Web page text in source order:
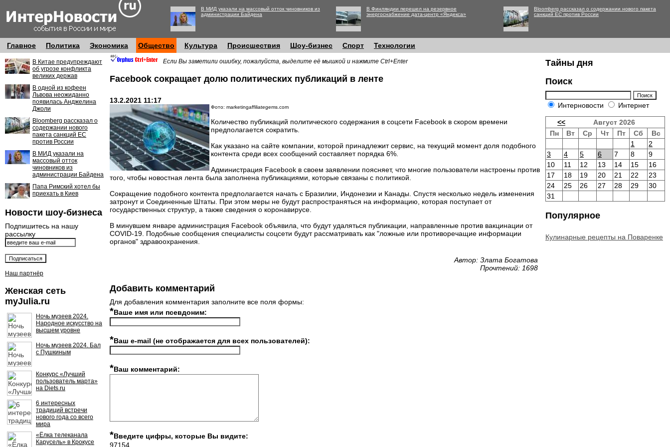
В МИД указали на массовый отток чиновников из
администрации Байдена
В Финляндии перешел на резервное
энергоснабжение дата-центр «Яндекса»
Bloomberg рассказал о содержании нового пакета
санкций ЕС против России
Главное Политика Экономика Общество Культура Происшествия Шоу-бизнес Спорт Технологии
В Китае предупреждают
об угрозе конфликта
великих держав
В одной из кофеен
Львова неожиданно
появилась Анджелина
Джоли
Bloomberg рассказал о
содержании нового
пакета санкций ЕС
против России
В МИД указали на
массовый отток
чиновников из
администрации Байдена
Папа Римский хотел бы
приехать в Киев
Новости шоу-бизнеса
Подпишитесь на нашу
рассылку
Наш партнёр
Женская сеть
myJulia.ru
Ночь музеев 2024.
Народное искусство на
высшем уровне
Ночь музеев 2024. Бал
с Пушкиным
Конкурс «Лучший
пользователь марта»
на Diets.ru
6 интересных
традиций встречи
нового года со всего
мира
«Ёлка телеканала
Карусель» в Крокусе
Если Вы заметили ошибку, пожалуйста, выделите её мышкой и нажмите Ctrl+Enter
Facebook сокращает долю политических публикаций в ленте
13.2.2021 11:17
Фото: marketingaffiliategems.com
Количество публикаций политического содержания в соцсети Facebook в скором времени
предполагается сократить.
Как указано на сайте компании, которой принадлежит сервис, на текущий момент доля подобного
контента среди всех сообщений составляет порядка 6%.
Администрация Facebook в своем заявлении поясняет, что многие пользователи настроены против
того, чтобы новостная лента была заполнена публикациями, которые связаны с политикой.
Сокращение подобного контента предполагается начать с Бразилии, Индонезии и Канады. Спустя несколько недель изменения
затронут и Соединенные Штаты. При этом меры не будут распространяться на информацию, которая поступает от
государственных структур, а также сведения о коронавирусе.
В минувшем январе администрация Facebook объявила, что будут удаляться публикации, направленные против вакцинации от
COVID-19. Подобные сообщения специалисты соцсети будут рассматривать как "ложные или противоречащие информации
органов" здравоохранения.
Автор: Злата Богатова
Прочтений: 1698
Добавить комментарий
Для добавления комментария заполните все поля формы:
*Ваше имя или псевдоним:
*Ваш e-mail (не отображается для всех пользователей):
*Ваш комментарий:
*Введите цифры, которые Вы видите:
97154
Тайны дня
Поиск
Интерновости Интернет
<<
Август 2026
Пн
Вт Ср Чт Пт Сб
Вс
1
2
3
4 5 6 7 8
9
10
11 12 13 14 15
16
17
18 19 20 21 22
23
24
25 26 27 28 29
30
31
Популярное
Кулинарные рецепты на Поваренке